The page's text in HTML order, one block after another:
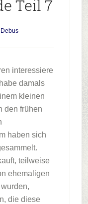
Teil 7
interessiere
damals
kleinen
den frühen
haben sich
teilweise
ehemaligen
die diese